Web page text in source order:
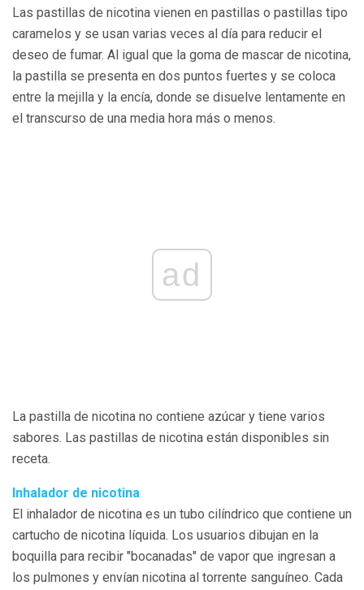
Las pastillas de nicotina vienen en pastillas o pastillas tipo
caramelos y se usan varias veces al día para reducir el
deseo de fumar. Al igual que la goma de mascar de nicotina,
la pastilla se presenta en dos puntos fuertes y se coloca
entre la mejilla y la encía, donde se disuelve lentamente en
el transcurso de una media hora más o menos.
ad
La pastilla de nicotina no contiene azúcar y tiene varios
sabores. Las pastillas de nicotina están disponibles sin
receta.
Inhalador de nicotina
El inhalador de nicotina es un tubo cilíndrico que contiene un
cartucho de nicotina líquida. Los usuarios dibujan en la
boquilla para recibir "bocanadas" de vapor que ingresan a
los pulmones y envían nicotina al torrente sanguíneo. Cada